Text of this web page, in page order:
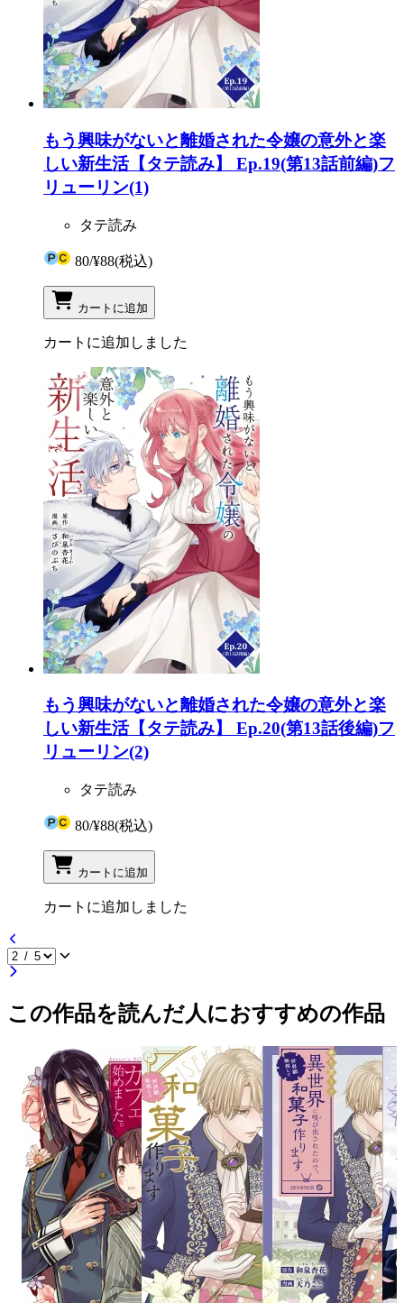
もう興味がないと離婚された令嬢の意外と楽
しい新生活【タテ読み】 Ep.19(第13話前編)フ
リューリン(1)
タテ読み
80/¥88(税込)
カートに追加
カートに追加しました
もう興味がないと離婚された令嬢の意外と楽
しい新生活【タテ読み】 Ep.20(第13話後編)フ
リューリン(2)
タテ読み
80/¥88(税込)
カートに追加
カートに追加しました
この作品を読んだ人におすすめの作品